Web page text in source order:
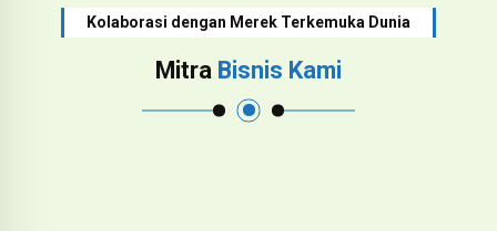
Kolaborasi dengan Merek Terkemuka Dunia
Mitra Bisnis Kami